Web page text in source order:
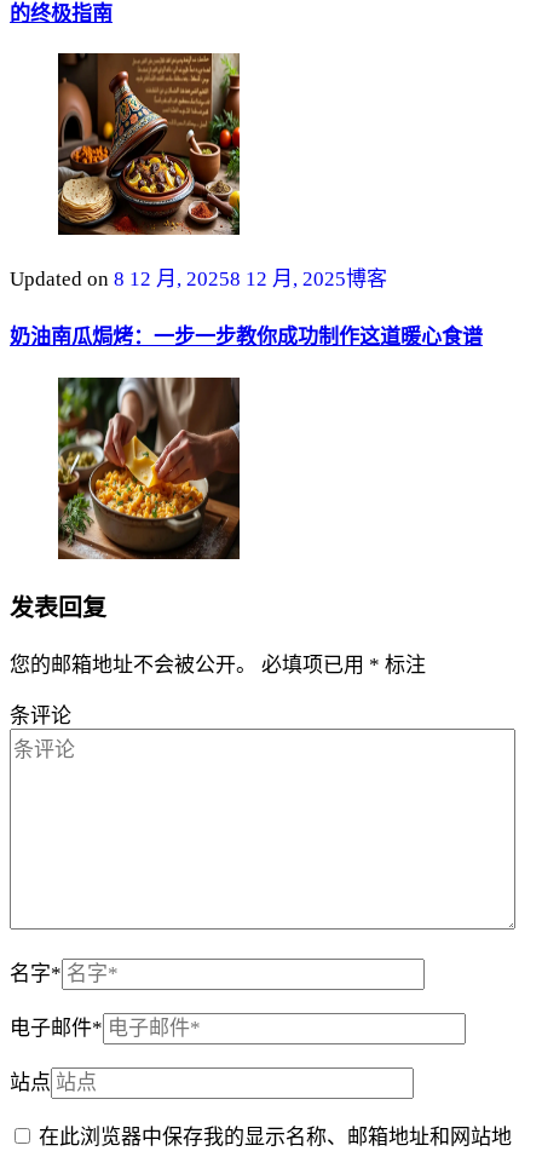
的终极指南
Updated on 8 12 月, 20258 12 月, 2025博客
奶油南瓜焗烤：一步一步教你成功制作这道暖心食谱
发表回复
您的邮箱地址不会被公开。 必填项已用 * 标注
条评论
名字*
电子邮件*
站点
在此浏览器中保存我的显示名称、邮箱地址和网站地